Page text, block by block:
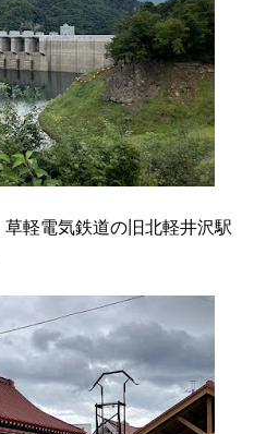
軽電気鉄道の旧北軽井沢駅